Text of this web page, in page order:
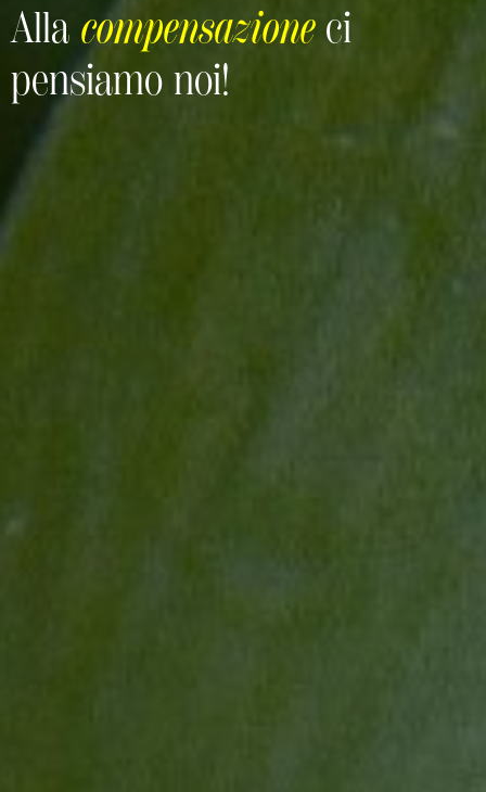
Alla compensazioneci
pensiamo noi!